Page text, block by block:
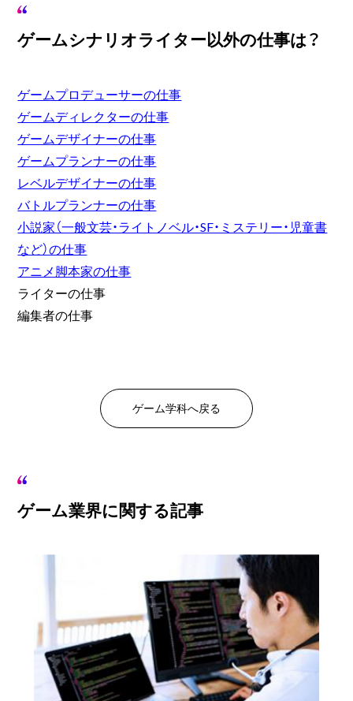
ゲームシナリオライター以外の仕事は？
ゲームプロデューサーの仕事
ゲームディレクターの仕事
ゲームデザイナーの仕事
ゲームプランナーの仕事
レベルデザイナーの仕事
バトルプランナーの仕事
小説家（一般文芸・ライトノベル・SF・ミステリー・児童書
など）の仕事
アニメ脚本家の仕事
ライターの仕事
編集者の仕事
ゲーム学科へ戻る
ゲーム業界に関する記事